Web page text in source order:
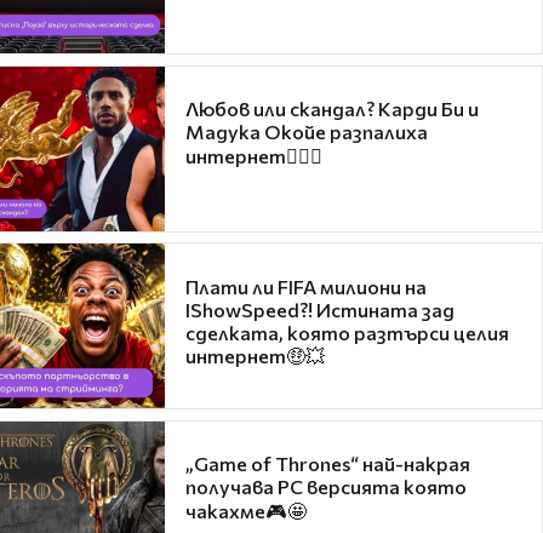
Любов или скандал? Карди Би и
Мадука Окойе разпалиха
интернет❤️‍🔥🔥
Плати ли FIFA милиони на
IShowSpeed?! Истината зад
сделката, която разтърси целия
интернет🤑💥
„Game of Thrones“ най-накрая
получава PC версията която
чакахме🎮🤩